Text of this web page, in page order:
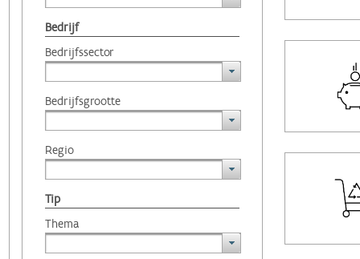
Bedrijf
Bedrijfssector
Bedrijfsgrootte
Regio
Tip
Thema